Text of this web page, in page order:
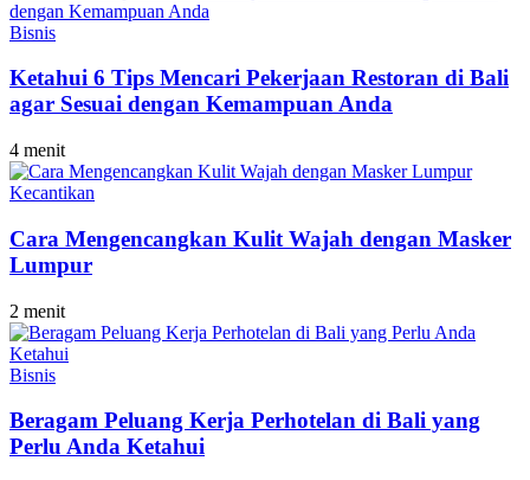
Bisnis
Ketahui 6 Tips Mencari Pekerjaan Restoran di Bali
agar Sesuai dengan Kemampuan Anda
4 menit
Kecantikan
Cara Mengencangkan Kulit Wajah dengan Masker
Lumpur
2 menit
Bisnis
Beragam Peluang Kerja Perhotelan di Bali yang
Perlu Anda Ketahui